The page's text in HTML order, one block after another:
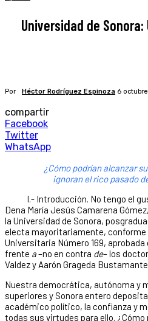
Universidad de
Por Héctor Rodríguez Espinoza 6
compartir
Facebook
Twitter
WhatsApp
¿Cómo podrían alcanzar
ignoran el rico pasado
I.- Introducción. No tengo el
Dena María Jesús Camarena
la Universidad de Sonora,
electa mayoritariamente, conforme
Universitaria Número 169, aprobada
frente a–no en contra de– los
Valdez y Aarón Grageda
Nuestra democrática, autónoma y
superiores y Sonora entero
académico político, la confianza y
todas sus virtudes para ello.